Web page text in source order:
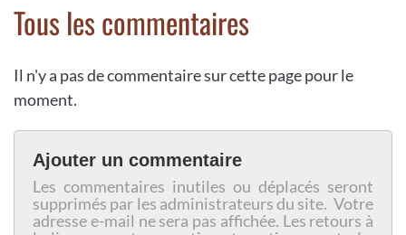
Tous les commentaires
Il n'y a pas de commentaire sur cette page pour le
moment.
Ajouter un commentaire
Les commentaires inutiles ou déplacés seront
supprimés par les administrateurs du site. Votre
adresse e-mail ne sera pas affichée. Les retours à